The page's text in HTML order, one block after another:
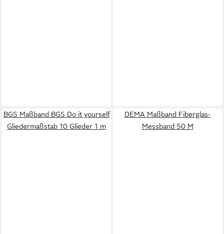
BGS Maßband BGS Do it yourself
Gliedermaßstab 10 Glieder 1 m
DEMA Maßband Fiberglas-
Messband 50 M